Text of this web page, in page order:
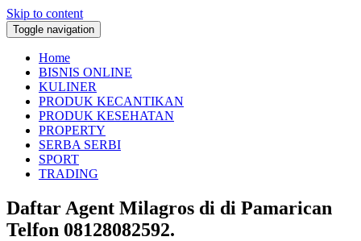
Skip to content
Toggle navigation
Home
BISNIS ONLINE
KULINER
PRODUK KECANTIKAN
PRODUK KESEHATAN
PROPERTY
SERBA SERBI
SPORT
TRADING
Daftar Agent Milagros di di Pamarican
Telfon 08128082592.